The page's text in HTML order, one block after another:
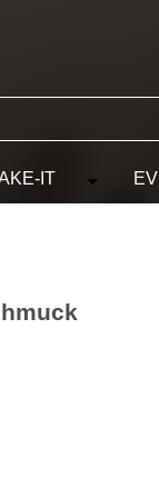
der
Schließe das
IT Öffne